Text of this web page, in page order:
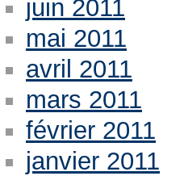
juin 2011
mai 2011
avril 2011
mars 2011
février 2011
janvier 2011